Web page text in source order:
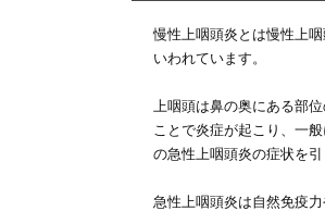
慢性上咽頭炎とは慢性上
いわれています。
上咽頭は鼻の奥にある部
ことで炎症が起こり、一
の急性上咽頭炎の症状を
急性上咽頭炎は自然免疫